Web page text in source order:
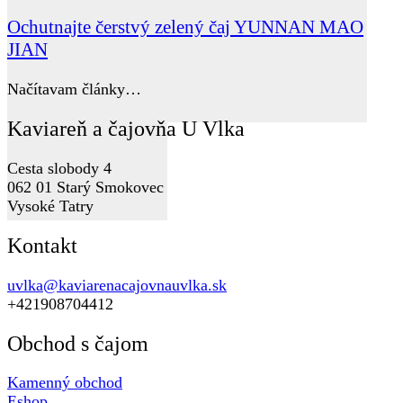
Ochutnajte čerstvý zelený čaj YUNNAN MAO
JIAN
Načítavam články…
Kaviareň a čajovňa U Vlka
Cesta slobody 4
062 01 Starý Smokovec
Vysoké Tatry
Kontakt
uvlka@kaviarenacajovnauvlka.sk
+421908704412
Obchod s čajom
Kamenný obchod